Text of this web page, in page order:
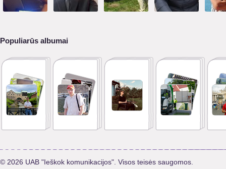
Populiarūs albumai
© 2026 UAB "Ieškok komunikacijos". Visos teisės saugomos.